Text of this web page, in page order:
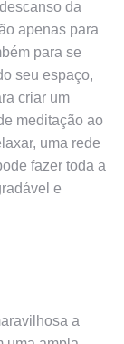
da
apenas para
para se
seu espaço,
criar um
meditação ao
uma rede
fazer toda a
e
a